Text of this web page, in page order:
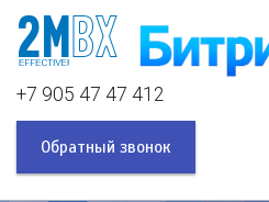
+7 905 47 47 412
Обратный звонок